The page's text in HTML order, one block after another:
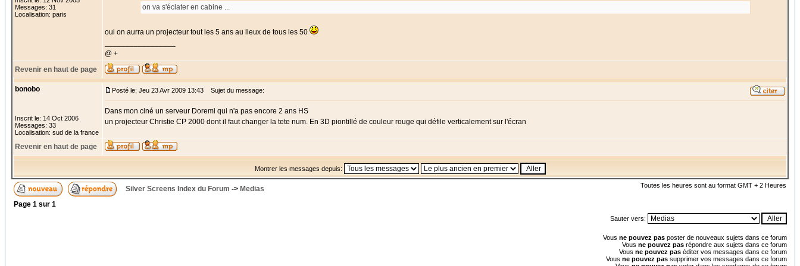
Messages: 31
Localisation: paris
on va s'éclater en cabine ...
oui on aurra un projecteur tout les 5 ans au lieux de tous les 50
@ +
Revenir en haut de page
bonobo
Inscrit le: 14 Oct 2006
Messages: 33
Localisation: sud de la france
Posté le: Jeu 23 Avr 2009 13:43 Sujet du message:
Dans mon ciné un serveur Doremi qui n'a pas encore 2 ans HS
un projecteur Christie CP 2000 dont il faut changer la tete num. En 3D piontillé de couleur rouge qui défile verticalement sur l'écran
Revenir en haut de page
Montrer les messages depuis:
Silver Screens Index du Forum -> Medias Toutes les heures sont au format GMT + 2 Heures
Page 1 sur 1
Sauter vers:
Vous ne pouvez pas poster de nouveaux sujets dans ce forum
Vous ne pouvez pas répondre aux sujets dans ce forum
Vous ne pouvez pas éditer vos messages dans ce forum
Vous ne pouvez pas supprimer vos messages dans ce forum